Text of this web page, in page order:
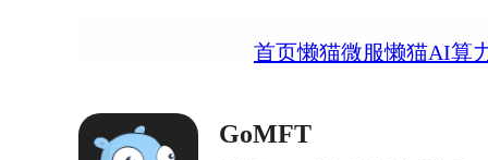
首页懒猫微服懒猫AI算
GoMFT